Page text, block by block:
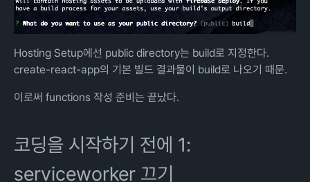
Hosting Setup에선 public directory는 build로 지정한다.
create-react-app의 기본 빌드 결과물이 build로 나오기 때문.
이로써 functions 작성 준비는 끝났다.
코딩을 시작하기 전에 1:
serviceworker 끄기